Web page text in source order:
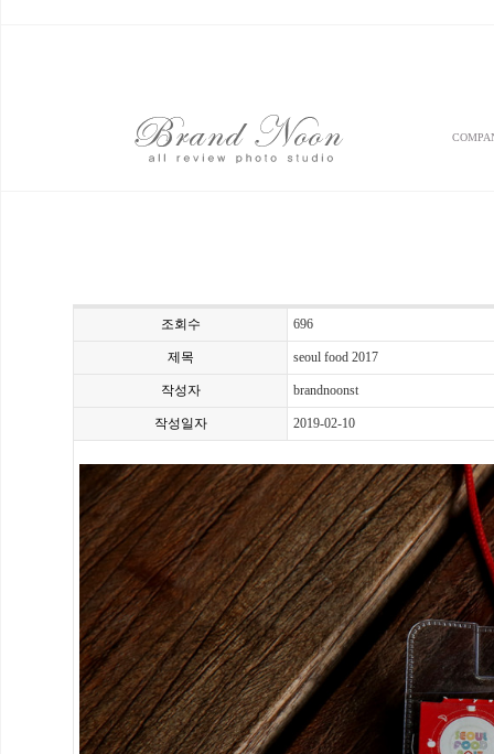
조회수 696
제목 seoul food 2017
작성자 brandnoonst
작성일자 2019-02-10